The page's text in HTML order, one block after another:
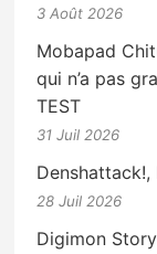
3 Août 2026
Mobapad
qui n’a pas
TEST
31 Juil 2026
Denshattack!,
28 Juil 2026
Digimon